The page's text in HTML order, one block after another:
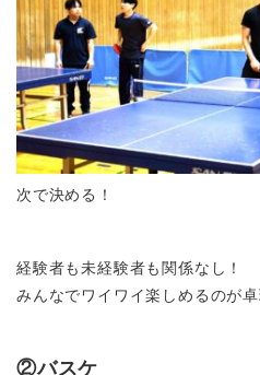
次で決める！
経験者も未経験者も関係なし！
みんなでワイワイ楽しめるのが
②バスケ